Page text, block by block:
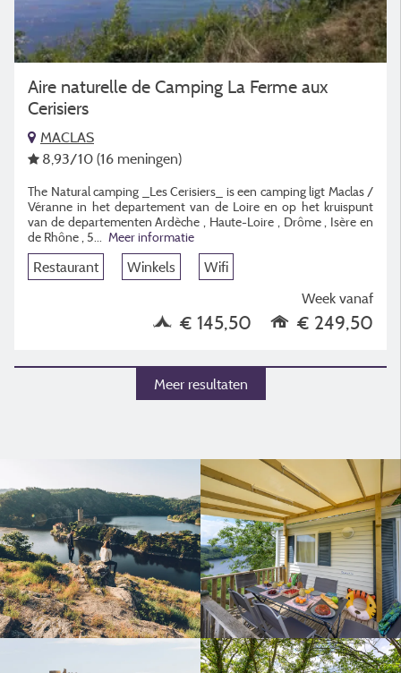
Aire naturelle de Camping La Ferme aux
Cerisiers
MACLAS
8,93/10 (16 meningen)
The Natural camping _Les Cerisiers_ is een camping ligt Maclas /
Véranne in het departement van de Loire en op het kruispunt
van de departementen Ardèche , Haute-Loire , Drôme , Isère en
de Rhône , 5...
Meer informatie
Restaurant Winkels
Wifi
Week vanaf
€ 145,50 € 249,50
Meer resultaten